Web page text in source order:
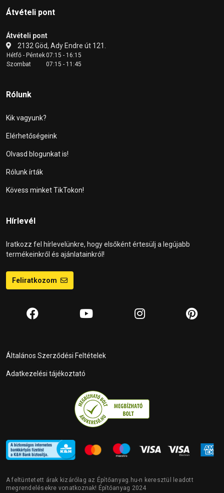
Átvételi pont
Átvételi pont
2132 Göd, Ady Endre út 121.
Hétfő - Péntek07:15 - 16:15
Szombat
07:15 - 11:45
Rólunk
Kik vagyunk?
Elérhetőségeink
Olvasd blogunkat is!
Rólunk írták
Kövess minket TikTokon!
Hírlevél
Iratkozz fel hírlevelünkre, hogy elsőként értesülj a legújabb
termékeinkről és ajánlatainkról!
Feliratkozom
Általános Szerződési Feltételek
Adatkezelési tájékoztató
A feltüntetett árak kizárólag az Építőanyag.hu-n keresztül leadott
megrendelésekre vonatkoznak! Építőanyag 2024